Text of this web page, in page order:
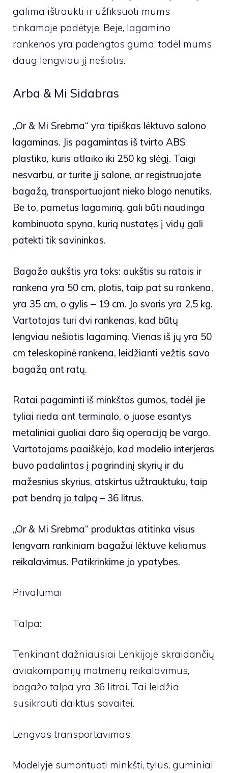
galima ištraukti ir užfiksuoti mums
tinkamoje padėtyje. Beje, lagamino
rankenos yra padengtos guma, todėl mums
daug lengviau jį nešiotis.
Arba & Mi Sidabras
„Or & Mi Srebrna“ yra tipiškas lėktuvo salono
lagaminas. Jis pagamintas iš tvirto ABS
plastiko, kuris atlaiko iki 250 kg slėgį. Taigi
nesvarbu, ar turite jį salone, ar registruojate
bagažą, transportuojant nieko blogo nenutiks.
Be to, pametus lagaminą, gali būti naudinga
kombinuota spyna, kurią nustatęs į vidų gali
patekti tik savininkas.
Bagažo aukštis yra toks: aukštis su ratais ir
rankena yra 50 cm, plotis, taip pat su rankena,
yra 35 cm, o gylis – 19 cm. Jo svoris yra 2,5 kg.
Vartotojas turi dvi rankenas, kad būtų
lengviau nešiotis lagaminą. Vienas iš jų yra 50
cm teleskopinė rankena, leidžianti vežtis savo
bagažą ant ratų.
Ratai pagaminti iš minkštos gumos, todėl jie
tyliai rieda ant terminalo, o juose esantys
metaliniai guoliai daro šią operaciją be vargo.
Vartotojams paaiškėjo, kad modelio interjeras
buvo padalintas į pagrindinį skyrių ir du
mažesnius skyrius, atskirtus užtrauktuku, taip
pat bendrą jo talpą – 36 litrus.
„Or & Mi Srebrna“ produktas atitinka visus
lengvam rankiniam bagažui lėktuve keliamus
reikalavimus. Patikrinkime jo ypatybes.
Privalumai
Talpa:
Tenkinant dažniausiai Lenkijoje skraidančių
aviakompanijų matmenų reikalavimus,
bagažo talpa yra 36 litrai. Tai leidžia
susikrauti daiktus savaitei.
Lengvas transportavimas:
Modelyje sumontuoti minkšti, tylūs, guminiai